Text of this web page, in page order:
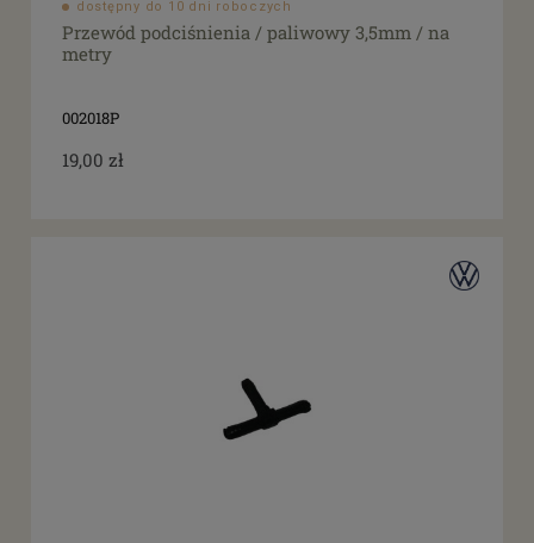
dostępny do 10 dni roboczych
Przewód podciśnienia / paliwowy 3,5mm / na
metry
002018P
19,00 zł